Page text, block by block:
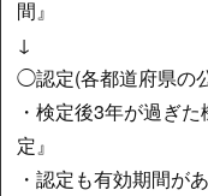
間』
↓
◯認定(各都道府県の
・検定後3年が過ぎ
定』
・認定も有効期間が